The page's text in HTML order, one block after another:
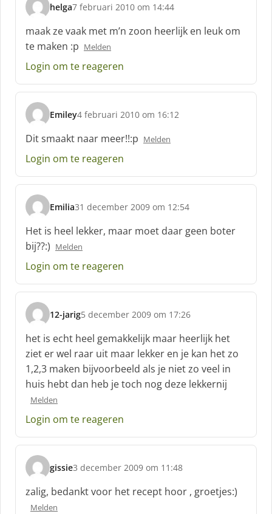
helga
s
h
r
e
f
7 februari 2010 om 14:44
maak ze vaak met m’n zoon heerlijk en leuk om
te maken :p Melden
Login om te reageren
Emiley
s
c
h
r
e
f
:
4 februari 2010 om 16:12
Dit smaakt naar meer!!:p Melden
Login om te reageren
Emilia
s
c
h
r
e
f
31 december 2009 om 12:54
Het is heel lekker, maar moet daar geen boter
bij??:) Melden
Login om te reageren
12-jarig
s
c
h
r
e
e
5 december 2009 om 17:26
het is echt heel gemakkelijk maar heerlijk het
ziet er wel raar uit maar lekker en je kan het zo
1,2,3 maken bijvoorbeeld als je niet zo veel in
huis hebt dan heb je toch nog deze lekkernij
Melden
Login om te reageren
gissie
s
h
3 december 2009 om 11:48
zalig, bedankt voor het recept hoor , groetjes:)
Melden